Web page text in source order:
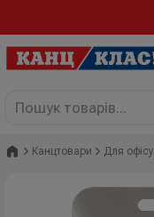
Головна
Канцтовари Для офісу